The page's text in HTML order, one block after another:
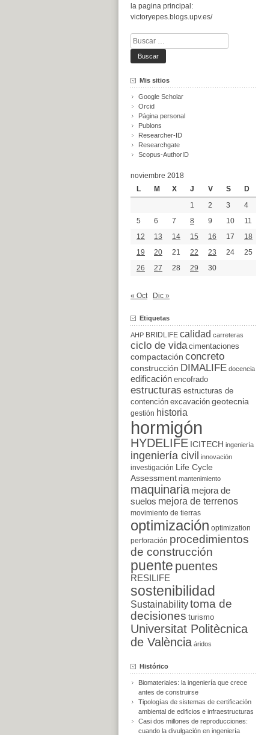
la pagina principal:
victoryepes.blogs.upv.es/
Buscar:
Mis sitios
Google Scholar
Orcid
Página personal
Publons
Researcher-ID
Researchgate
Scopus-AuthorID
noviembre 2018
L
M X J V S
D
1
2 3
4
5
6 7 8 9 10
11
12
13 14 15 16 17
18
19
20 21 22 23 24
25
26
27 28 29 30
« Oct Dic »
Etiquetas
AHP BRIDLIFE calidad carreteras
ciclo de vida cimentaciones
compactación concreto
construcción DIMALIFE docencia
edificación encofrado
estructuras estructuras de
contención excavación geotecnia
gestión historia
hormigón
HYDELIFE ICITECH ingeniería
ingeniería civil innovación
investigación
Life Cycle
Assessment mantenimiento
maquinaria mejora de
suelos mejora de terrenos
movimiento de tierras
optimización optimization
perforación procedimientos
de construcción
puente puentes
RESILIFE
sostenibilidad
Sustainabilitytoma de
decisiones turismo
Universitat Politècnica
de València áridos
Histórico
Biomateriales: la ingeniería que crece
antes de construirse
Tipologías de sistemas de certificación
ambiental de edificios e infraestructuras
Casi dos millones de reproducciones:
cuando la divulgación en ingeniería